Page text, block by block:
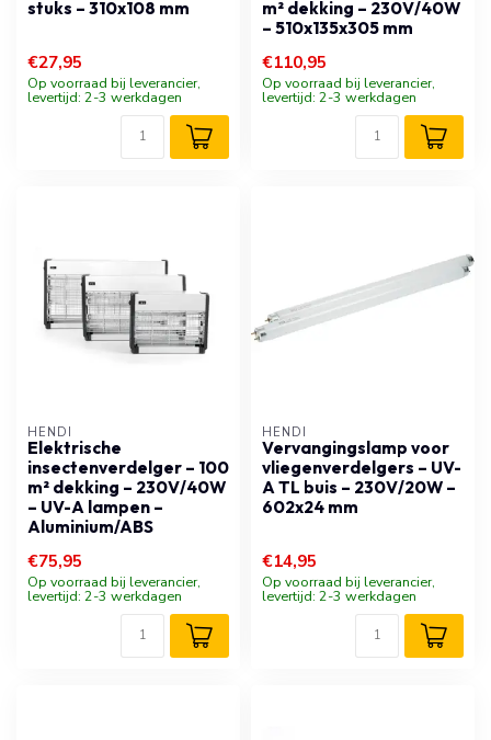
stuks – 310x108 mm
€27,95
Op voorraad bij leverancier,
levertijd: 2-3 werkdagen
m² dekking – 230V/40W
– 510x135x305 mm
€110,95
Op voorraad bij leverancier,
levertijd: 2-3 werkdagen
HENDI
Elektrische
insectenverdelger – 100
m² dekking – 230V/40W
– UV-A lampen –
Aluminium/ABS
€75,95
Op voorraad bij leverancier,
levertijd: 2-3 werkdagen
HENDI
Vervangingslamp voor
vliegenverdelgers – UV-
A TL buis – 230V/20W –
602x24 mm
€14,95
Op voorraad bij leverancier,
levertijd: 2-3 werkdagen